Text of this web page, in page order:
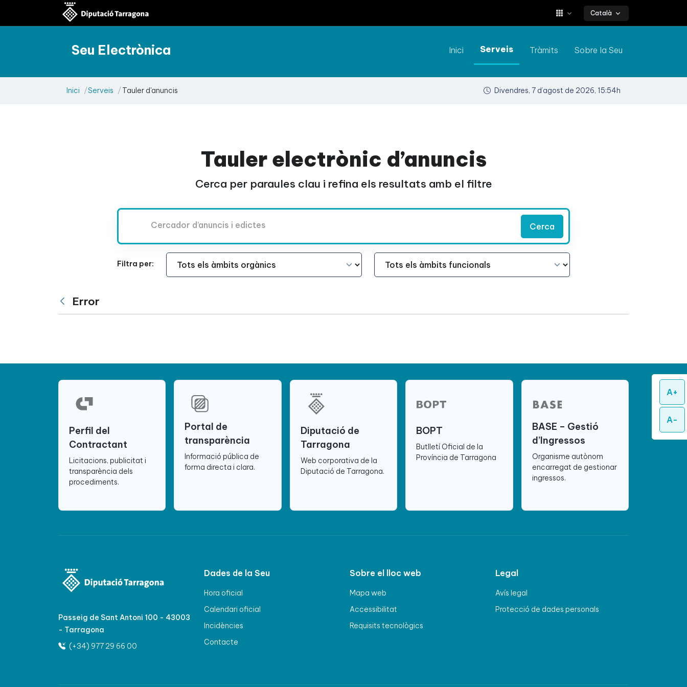
A+
A-
Català
Seu Electrònica Inici Serveis Tràmits Sobre la Seu
Inici Serveis Tauler d'anuncis Divendres, 7 d’agost de 2026, 15:54h
Tauler electrònic d’anuncis
Cerca per paraules clau i refina els resultats amb el filtre
Cerca
Filtra per:
Àmbit Funcional Àmbit Funcional
Vés enrere
Error
Perfil del
Contractant
Licitacions, publicitat i
transparència dels
procediments.
Portal de
transparència
Informació pública de
forma directa i clara.
Diputació de
Tarragona
Web corporativa de la
Diputació de Tarragona.
BOPT
Butlletí Oficial de la
Província de Tarragona
BASE – Gestió
d’Ingressos
Organisme autònom
encarregat de gestionar
ingressos.
Passeig de Sant Antoni 100 - 43003
- Tarragona
(+34) 977 29 66 00
Dades de la Seu
Hora oficial
Calendari oficial
Incidències
Contacte
Sobre el lloc web
Mapa web
Accessibilitat
Requisits tecnològics
Legal
Avís legal
Protecció de dades personals